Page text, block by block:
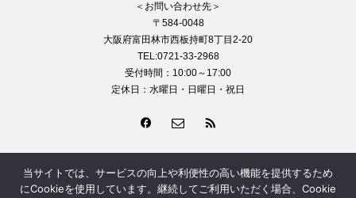
＜お問い合わせ先＞
〒584-0048
大阪府富田林市西板持町8丁目2-20
TEL:0721-33-2968
受付時間：10:00～17:00
定休日：水曜日・日曜日・祝日
© 2011 ショウエイフーズ株式会社
当サイトでは、サービスの向上や利便性の高い機能を提供するため
にCookieを使用しています。継続してご利用いただく場合、Cookie